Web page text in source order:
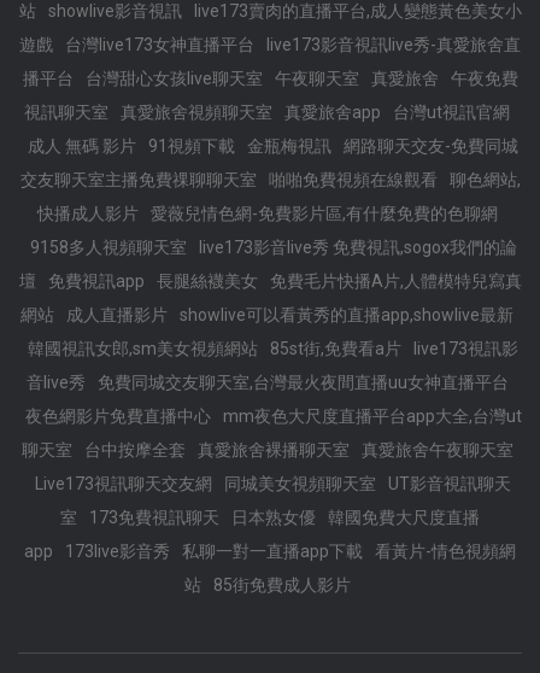
站
showlive影音視訊
live173賣肉的直播平台,成人變態黃色美女小
遊戲
台灣live173女神直播平台
live173影音視訊live秀-真愛旅舍直
播平台
台灣甜心女孩live聊天室 午夜聊天室 真愛旅舍
午夜免費
視訊聊天室
真愛旅舍視頻聊天室 真愛旅舍app
台灣ut視訊官網
成人 無碼 影片
91視頻下載 金瓶梅視訊
網路聊天交友-免費同城
交友聊天室主播免費祼聊聊天室
啪啪免費視頻在線觀看
聊色網站,
快播成人影片
愛薇兒情色網-免費影片區,有什麼免費的色聊網
9158多人視頻聊天室
live173影音live秀 免費視訊,sogox我們的論
壇
免費視訊app 長腿絲襪美女
免費毛片快播A片,人體模特兒寫真
網站
成人直播影片
showlive可以看黃秀的直播app,showlive最新
韓國視訊女郎,sm美女視頻網站
85st街,免費看a片
live173視訊影
音live秀
免費同城交友聊天室,台灣最火夜間直播uu女神直播平台
夜色網影片免費直播中心
mm夜色大尺度直播平台app大全,台灣ut
聊天室
台中按摩全套 真愛旅舍裸播聊天室
真愛旅舍午夜聊天室
Live173視訊聊天交友網
同城美女視頻聊天室
UT影音視訊聊天
室
173免費視訊聊天 日本熟女優
韓國免費大尺度直播
app
173live影音秀 私聊一對一直播app下載
看黃片-情色視頻網
站
85街免費成人影片